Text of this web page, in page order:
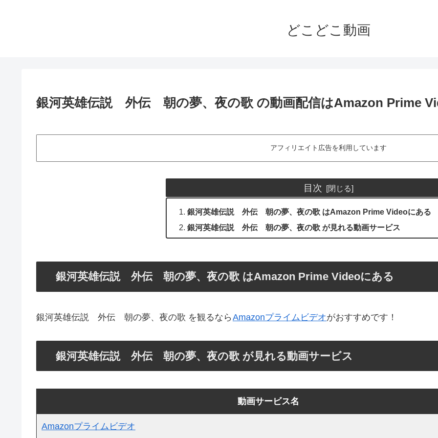
どこどこ動画
銀河英雄伝説 外伝 朝の夢、夜の歌 の動画配信はAmazon Prime
アフィリエイト広告を利用しています
目次
銀河英雄伝説 外伝 朝の夢、夜の歌 はAmazon Prime Videoにある
銀河英雄伝説 外伝 朝の夢、夜の歌 が見れる動画サービス
銀河英雄伝説 外伝 朝の夢、夜の歌 はAmazon Prime Videoにある
銀河英雄伝説 外伝 朝の夢、夜の歌 を観るなら Amazonプライムビデオがおすすめです！
銀河英雄伝説 外伝 朝の夢、夜の歌 が見れる動画サービス
動画サービス名
Amazonプライムビデオ